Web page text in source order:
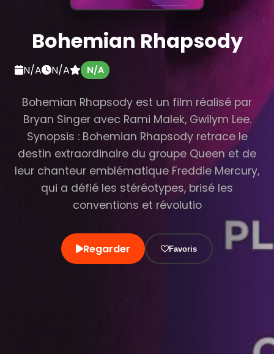
Bohemian Rhapsody
N/A N/A N/A
Bohemian Rhapsody est un film réalisé par
Bryan Singer avec Rami Malek, Gwilym Lee.
Synopsis : Bohemian Rhapsody retrace le
destin extraordinaire du groupe Queen et de
leur chanteur emblématique Freddie Mercury,
qui a défié les stéréotypes, brisé les
conventions et révolutio
Regarder Favoris